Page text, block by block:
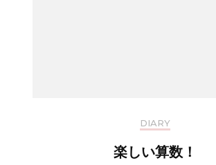
DIARY
楽しい算数！